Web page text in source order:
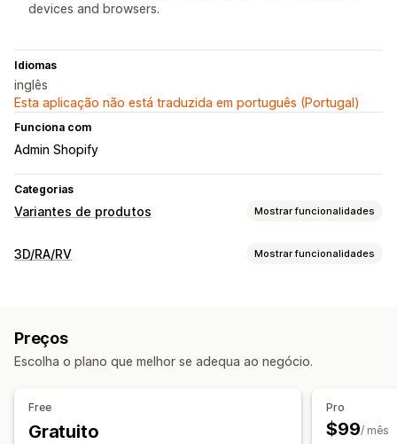
devices and browsers.
Idiomas
inglês
Esta aplicação não está traduzida em português (Portugal)
Funciona com
Admin Shopify
Categorias
Variantes de produtos Mostrar funcionalidades
Personalização
Texto personalizado
Preços condicionais
Preços dinâmicos
3D/RA/RV Mostrar funcionalidades
Realidade virtual
Zoom Pré-visualizações em direto Baseado em IA
Variantes
Preços
Escolha o plano que melhor se adequa ao negócio.
Free
Gratuito
Pro
$99/ mês